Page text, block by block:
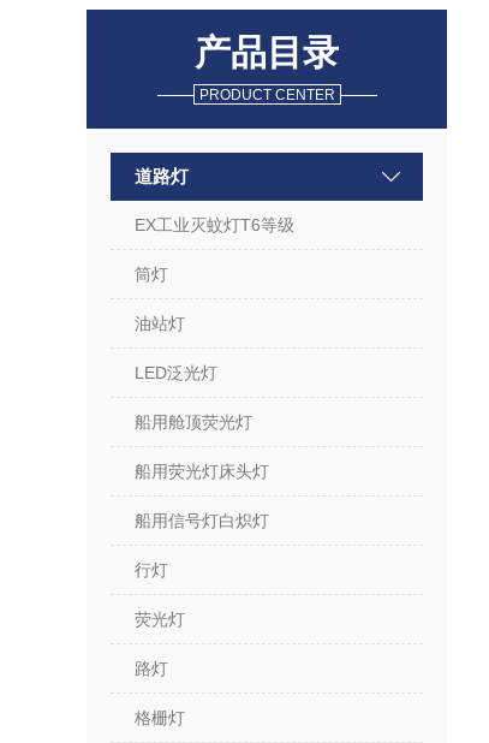
产品目录
PRODUCT CENTER
道路灯
EX工业灭蚊灯T6等级
筒灯
油站灯
LED泛光灯
船用舱顶荧光灯
船用荧光灯床头灯
船用信号灯白炽灯
行灯
荧光灯
路灯
格栅灯